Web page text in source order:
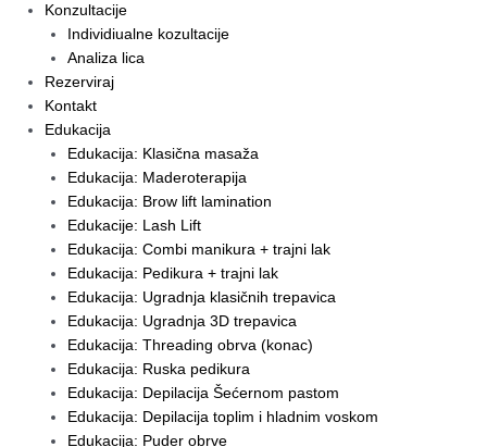
Konzultacije
Individiualne kozultacije
Analiza lica
Rezerviraj
Kontakt
Edukacija
Edukacija: Klasična masaža
Edukacija: Maderoterapija
Edukacija: Brow lift lamination
Edukacije: Lash Lift
Edukacija: Combi manikura + trajni lak
Edukacija: Pedikura + trajni lak
Edukacija: Ugradnja klasičnih trepavica
Edukacija: Ugradnja 3D trepavica
Edukacija: Threading obrva (konac)
Edukacija: Ruska pedikura
Edukacija: Depilacija Šećernom pastom
Edukacija: Depilacija toplim i hladnim voskom
Edukacija: Puder obrve